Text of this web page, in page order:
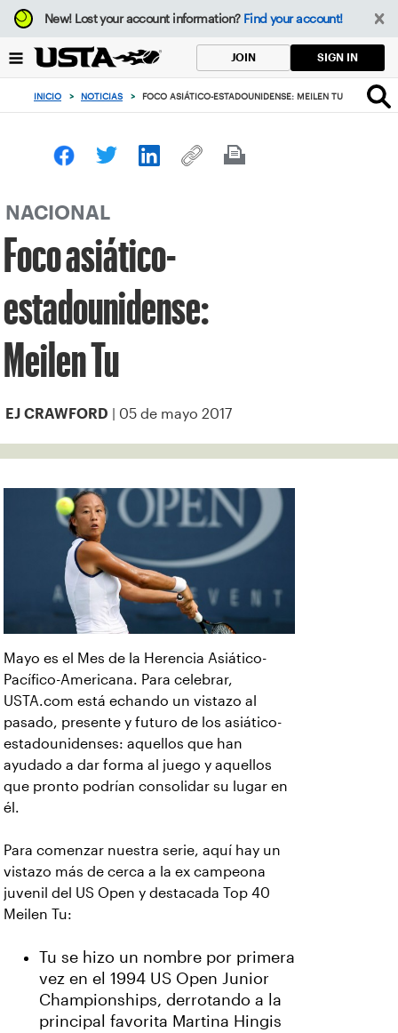
Enfoque
desde
botón
volver
principio
New!Lost your account information? Find your account!
JOIN SIGN IN
INICIO > NOTICIAS > FOCO ASIÁTICO-ESTADOUNIDENSE: MEILEN TU
NACIONAL
Foco asiático-
estadounidense:
Meilen Tu
EJ CRAWFORD | 05 de mayo 2017
Mayo es el Mes de la Herencia Asiático-
Pacífico-Americana. Para celebrar,
USTA.com está echando un vistazo al
pasado, presente y futuro de los asiático-
estadounidenses: aquellos que han
ayudado a dar forma al juego y aquellos
que pronto podrían consolidar su lugar en
él.
Para comenzar nuestra serie, aquí hay un
vistazo más de cerca a la ex campeona
juvenil del US Open y destacada Top 40
Meilen Tu:
Tu se hizo un nombre por primera
vez en el 1994 US Open Junior
Championships, derrotando a la
principal favorita Martina Hingis